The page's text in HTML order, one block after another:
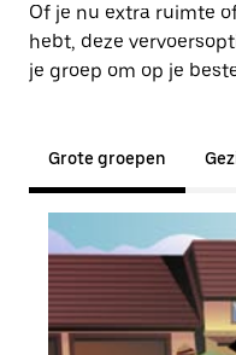
Of je nu extra ruimte
hebt, deze
je groep om op je
Grote groepen